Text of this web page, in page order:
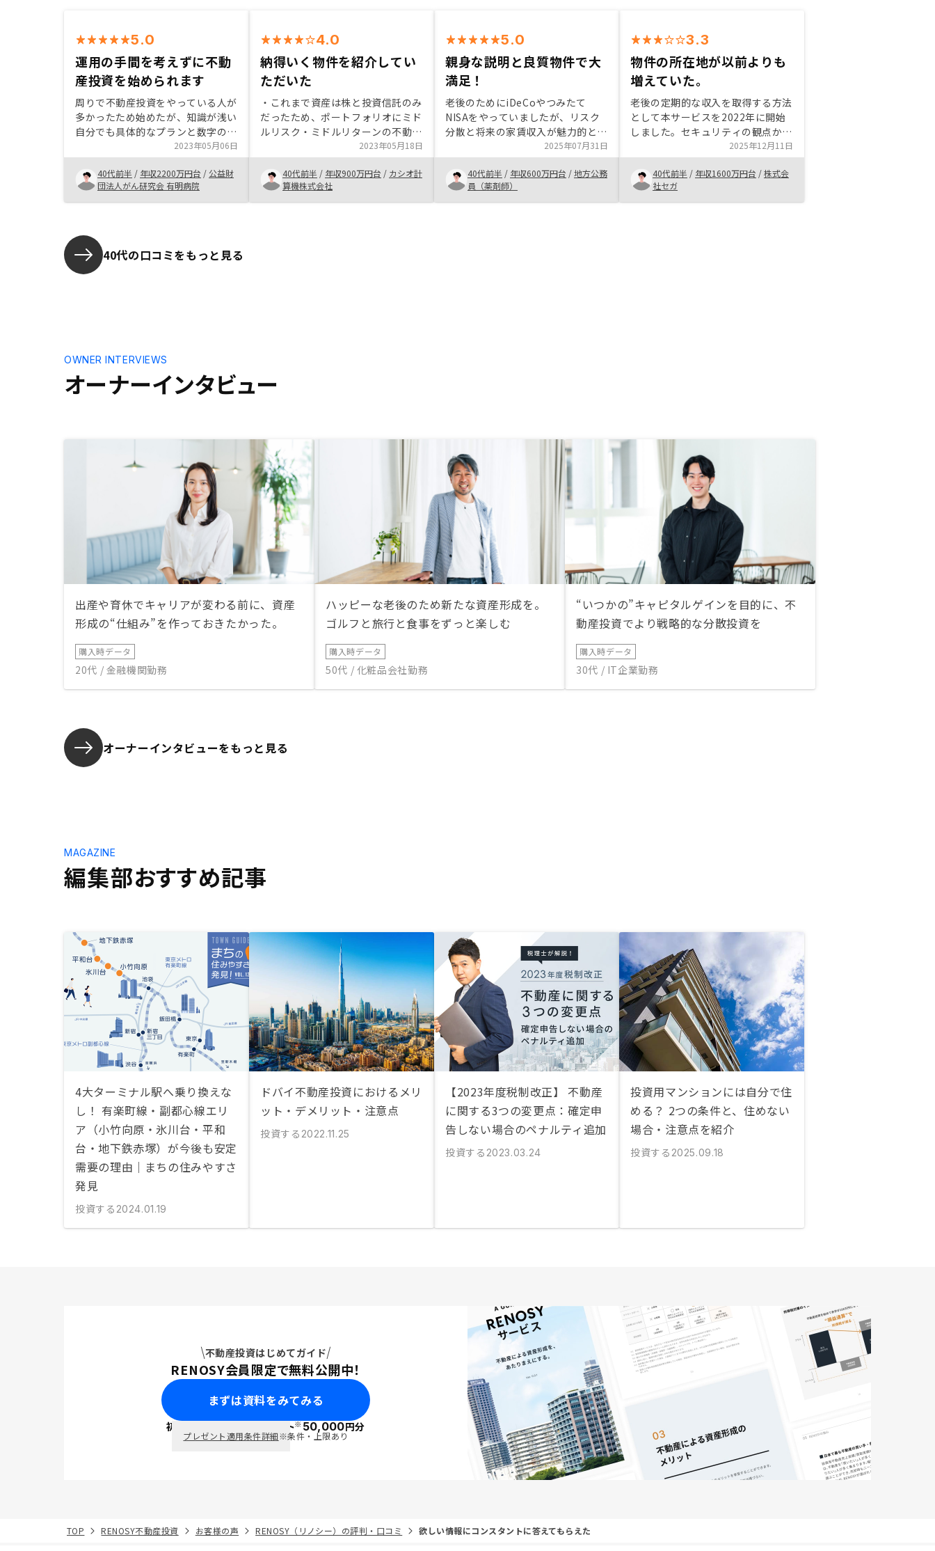
5.0
運用の手間を考えずに不動
産投資を始められます
周りで不動産投資をやっている人が
多かったため始めたが、知識が浅い
自分でも具体的なプランと数字のも
と、運用イメージがはっきりしてい
た為、リスクとともにベネフィット
のイメージを想定しやすかった。リ
スクを踏まえてもやらない理由が無
かった。
2023年05月06日
40代前半 / 年収2200万円台 / 公益財
団法人がん研究会 有明病院
4.0
納得いく物件を紹介してい
ただいた
・これまで資産は株と投資信託のみ
だったため、ポートフォリオにミド
ルリスク・ミドルリターンの不動産
を加えることを考え始めた。 ・そ
れなりにメジャーな路線の駅徒歩
2〜3分の物件であれば資産価値が
落ちないと考えており、その要望に
合致する物件が出てきたため
2023年05月18日
40代前半 / 年収900万円台 / カシオ計
算機株式会社
5.0
親身な説明と良質物件で大
満足！
老後のためにiDeCoやつみたて
NISAをやっていましたが、リスク
分散と将来の家賃収入が魅力的と思
いました。現在の生活も大事で貯金
や投資に回せるお金は限度があるの
で、家賃という他人資本も使って効
率的に資産形成できる不動産投資は
自分にとってピッタリだと感じまし
2025年07月31日
40代前半 / 年収600万円台 /地方公務
員（薬剤師）
3.3
物件の所在地が以前よりも
増えていた。
老後の定期的な収入を取得する方法
として本サービスを2022年に開始
しました。セキュリティの観点か
ら、一軒より二軒を所有する方が良
いと思い二軒目を購入しました。
以前よりも物件数とその所在地が増
えており、選択の幅がより広くなっ
たように感じました。
2025年12月11日
40代前半 / 年収1600万円台 /株式会
社セガ
40代の口コミをもっと見る
オーナーインタビュー
OWNER INTERVIEWS
出産や育休でキャリアが変わる前に、資産
形成の“仕組み”を作っておきたかった。
購入時データ
20代 / 金融機関勤務
ハッピーな老後のため新たな資産形成を。
ゴルフと旅行と食事をずっと楽しむ
購入時データ
50代 / 化粧品会社勤務
“いつかの”キャピタルゲインを目的に、不
動産投資でより戦略的な分散投資を
購入時データ
30代 / IT企業勤務
オーナーインタビューをもっと見る
編集部おすすめ記事
MAGAZINE
4大ターミナル駅へ乗り換えな
し！ 有楽町線・副都心線エリ
ア（小竹向原・氷川台・平和
台・地下鉄赤塚）が今後も安定
需要の理由｜まちの住みやすさ
発見
投資する 2024.01.19
ドバイ不動産投資におけるメリ
ット・デメリット・注意点
投資する 2022.11.25
【2023年度税制改正】 不動産
に関する3つの変更点：確定申
告しない場合のペナルティ追加
投資する 2023.03.24
投資用マンションには自分で住
める？ 2つの条件と、住めない
場合・注意点を紹介
投資する 2025.09.18
不動産投資はじめてガイド
RENOSY会員限定で無料公開中！
まずは資料をみてみる
初回面談で ポイント※50,000円分
プレゼント適用条件詳細※条件・上限あり
TOP RENOSY不動産投資 お客様の声 RENOSY（リノシー）の評判・口コミ 欲しい情報にコンスタントに答えてもらえた